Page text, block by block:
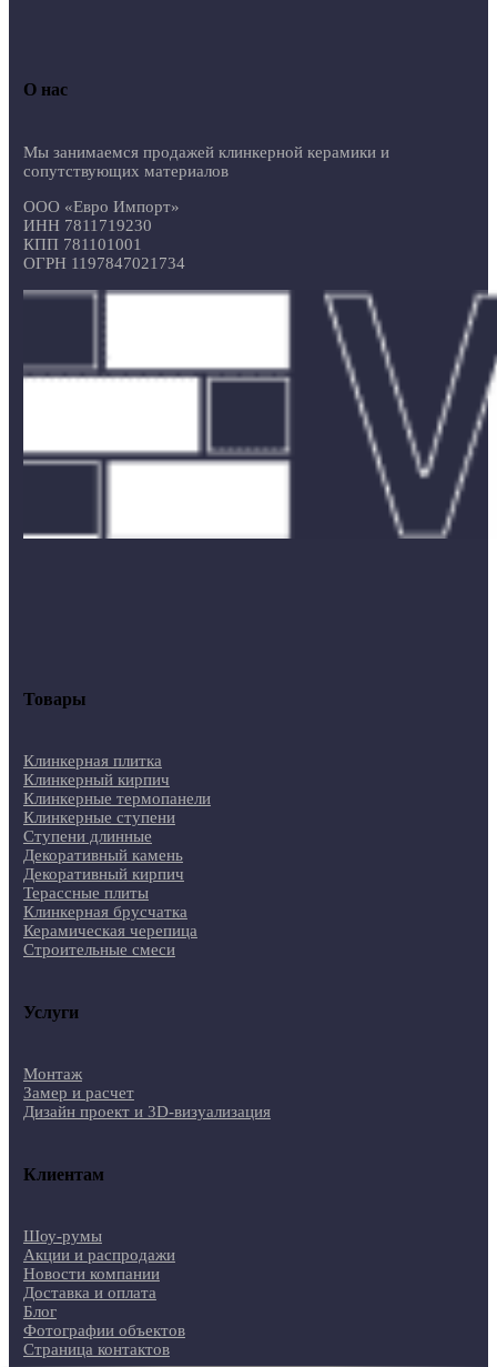
О нас
Мы занимаемся продажей клинкерной керамики и
сопутствующих материалов
ООО «Евро Импорт»
ИНН 7811719230
КПП 781101001
ОГРН 1197847021734
Товары
Клинкерная плитка
Клинкерный кирпич
Клинкерные термопанели
Клинкерные ступени
Ступени длинные
Декоративный камень
Декоративный кирпич
Терассные плиты
Клинкерная брусчатка
Керамическая черепица
Строительные смеси
Услуги
Монтаж
Замер и расчет
Дизайн проект и 3D-визуализация
Клиентам
Шоу-румы
Акции и распродажи
Новости компании
Доставка и оплата
Блог
Фотографии объектов
Страница контактов